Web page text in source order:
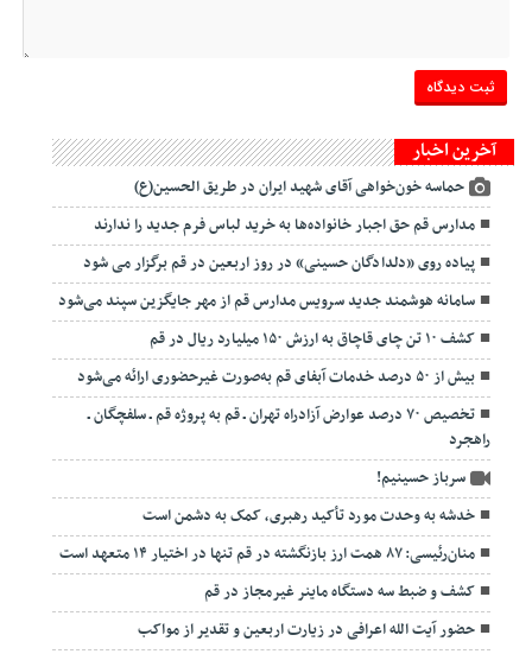
آخرین اخبار
حماسه خون‌خواهی آقای شهید ایران در طریق الحسین(ع)
مدارس قم حق اجبار خانواده‌ها به خرید لباس فرم جدید را ندارند
پیاده روی «دلدادگان حسینی» در روز اربعین در قم برگزار می شود
سامانه هوشمند جدید سرویس مدارس قم از مهر جایگزین سپند می‌شود
کشف ۱۰ تن چای قاچاق به ارزش ۱۵۰ میلیارد ریال در قم
بیش از ۵۰ درصد خدمات آبفای قم به‌صورت غیرحضوری ارائه می‌شود
تخصیص ۷۰ درصد عوارض آزادراه تهران ـ قم به پروژه قم ـ سلفچگان ـ
راهجرد
سرباز حسینیم!
خدشه به وحدت مورد تأکید رهبری، کمک به دشمن است
منان‌رئیسی: ۸۷ همت ارز بازنگشته در قم تنها در اختیار ۱۴ متعهد است
کشف و ضبط سه دستگاه ماینر غیرمجاز در قم
حضور آیت الله اعرافی در زیارت اربعین و تقدیر از مواکب